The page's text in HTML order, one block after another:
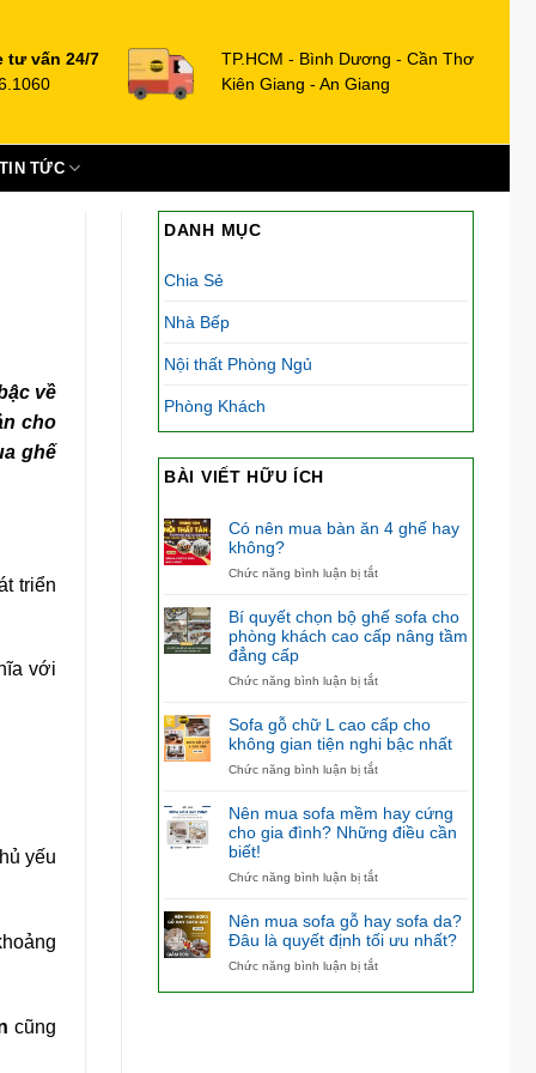
tư vấn 24/7
TP.HCM - Bình Dương - Cần Thơ
Kiên Giang - An Giang
TIN TỨC
về
cho
ghế
triển
với
yếu
cũng
DANH MỤC
Chia Sẻ
Nhà Bếp
Nội thất Phòng Ngủ
Phòng Khách
BÀI VIẾT HỮU ÍCH
Có nên mua bàn ăn 4 ghế hay
không?
Chức năng bình luận bị tắtở
nên
mua
bàn
4
hay
không?
Bí quyết chọn bộ ghế sofa cho
phòng khách cao cấp nâng tầm
đẳng cấp
Chức năng bình luận bị tắtở
quyết
chọn
bộ
ghế
cho
phòng
khách
cấp
đẳng
cấp
Sofa gỗ chữ L cao cấp cho
không gian tiện nghi bậc nhất
Chức năng bình luận bị tắtở
chữ
L
cấp
gian
tiện
nghi
Nên mua sofa mềm hay cứng
cho gia đình? Những điều cần
biết!
Chức năng bình luận bị tắtở
sofa
mềm
hay
Nên mua sofa gỗ hay sofa da?
Đâu là quyết định tối ưu nhất?
Chức năng bình luận bị tắtở